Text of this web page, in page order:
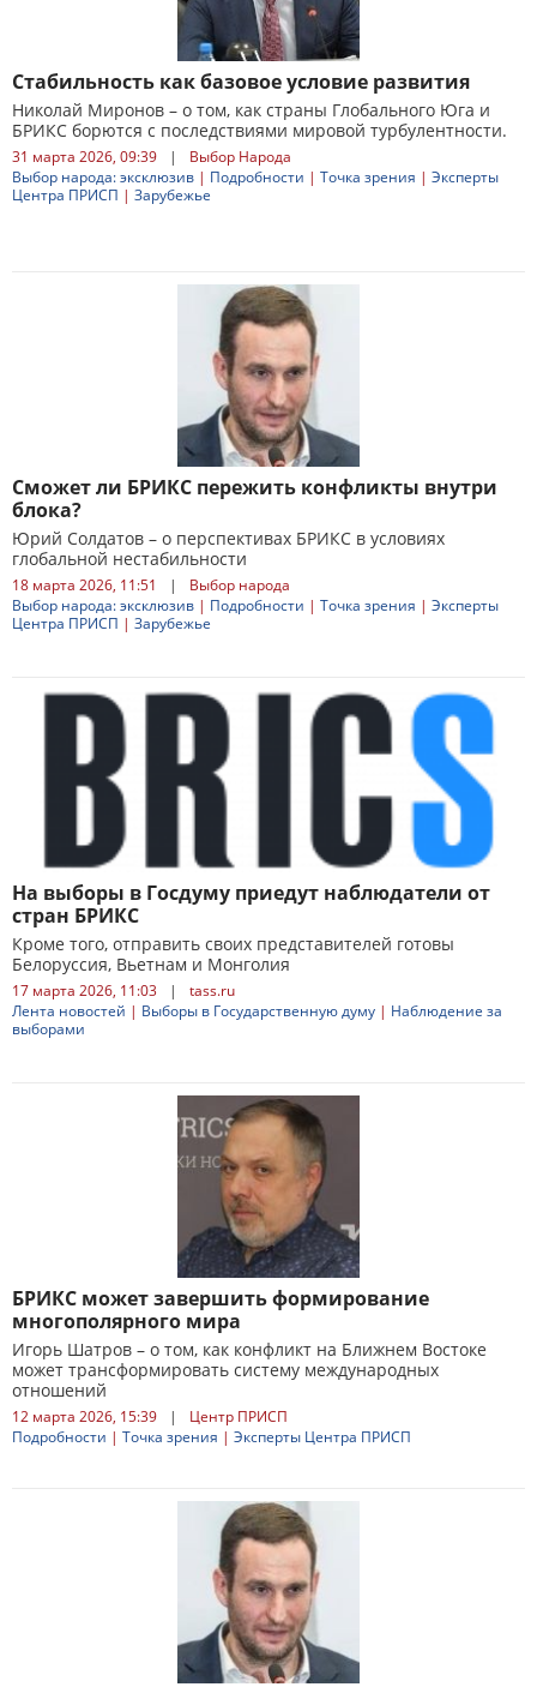
Стабильность как базовое условие развития
Николай Миронов – о том, как страны Глобального Юга и
БРИКС борются с последствиями мировой турбулентности.
31 марта 2026, 09:39 |
Выбор Народа
Выбор народа: эксклюзив | Подробности | Точка зрения | Эксперты
Центра ПРИСП | Зарубежье
Сможет ли БРИКС пережить конфликты внутри
блока?
Юрий Солдатов – о перспективах БРИКС в условиях
глобальной нестабильности
18 марта 2026, 11:51 |
Выбор народа
Выбор народа: эксклюзив | Подробности | Точка зрения | Эксперты
Центра ПРИСП | Зарубежье
На выборы в Госдуму приедут наблюдатели от
стран БРИКС
Кроме того, отправить своих представителей готовы
Белоруссия, Вьетнам и Монголия
17 марта 2026, 11:03 |
tass.ru
Лента новостей | Выборы в Государственную думу | Наблюдение за
выборами
БРИКС может завершить формирование
многополярного мира
Игорь Шатров – о том, как конфликт на Ближнем Востоке
может трансформировать систему международных
отношений
12 марта 2026, 15:39 |
Центр ПРИСП
Подробности | Точка зрения | Эксперты Центра ПРИСП